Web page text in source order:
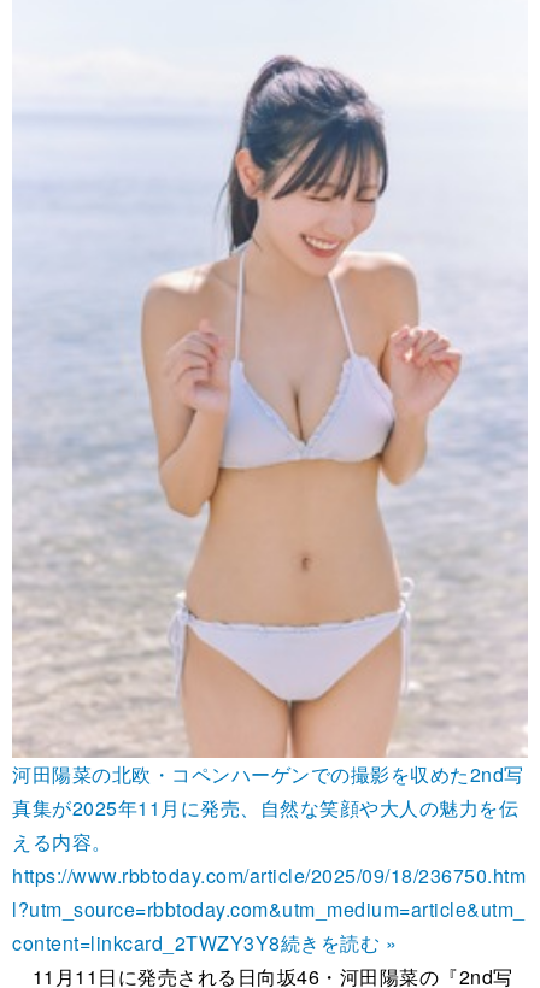
河田陽菜の北欧・コペンハーゲンでの撮影を収めた2nd写
真集が2025年11月に発売、自然な笑顔や大人の魅力を伝
える内容。
https://www.rbbtoday.com/article/2025/09/18/236750.htm
l?utm_source=rbbtoday.com&utm_medium=article&utm_
content=linkcard_2TWZY3Y8続きを読む »
11月11日に発売される日向坂46・河田陽菜の『2nd写